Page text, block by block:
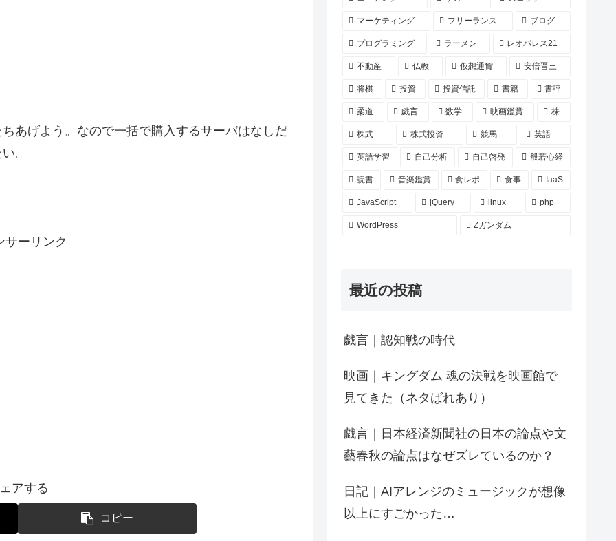
あげよう。なので一括で購入するサーバはなしだ
。
サーリンク
アする
コピー
マーケティング フリーランス ブログ
プログラミング ラーメン レオパレス21
不動産 仏教 仮想通貨 安倍晋三
将棋 投資 投資信託 書籍 書評
柔道 戯言 数学 映画鑑賞 株
株式 株式投資 競馬 英語
英語学習 自己分析 自己啓発 般若心経
読書 音楽鑑賞 食レポ 食事 IaaS
JavaScript jQuery linux php
WordPress Zガンダム
最近の投稿
戯言｜認知戦の時代
映画｜キングダム 魂の決戦を映画館で
見てきた（ネタばれあり）
戯言｜日本経済新聞社の日本の論点や文
藝春秋の論点はなぜズレているのか？
日記｜AIアレンジのミュージックが想像
以上にすごかった…